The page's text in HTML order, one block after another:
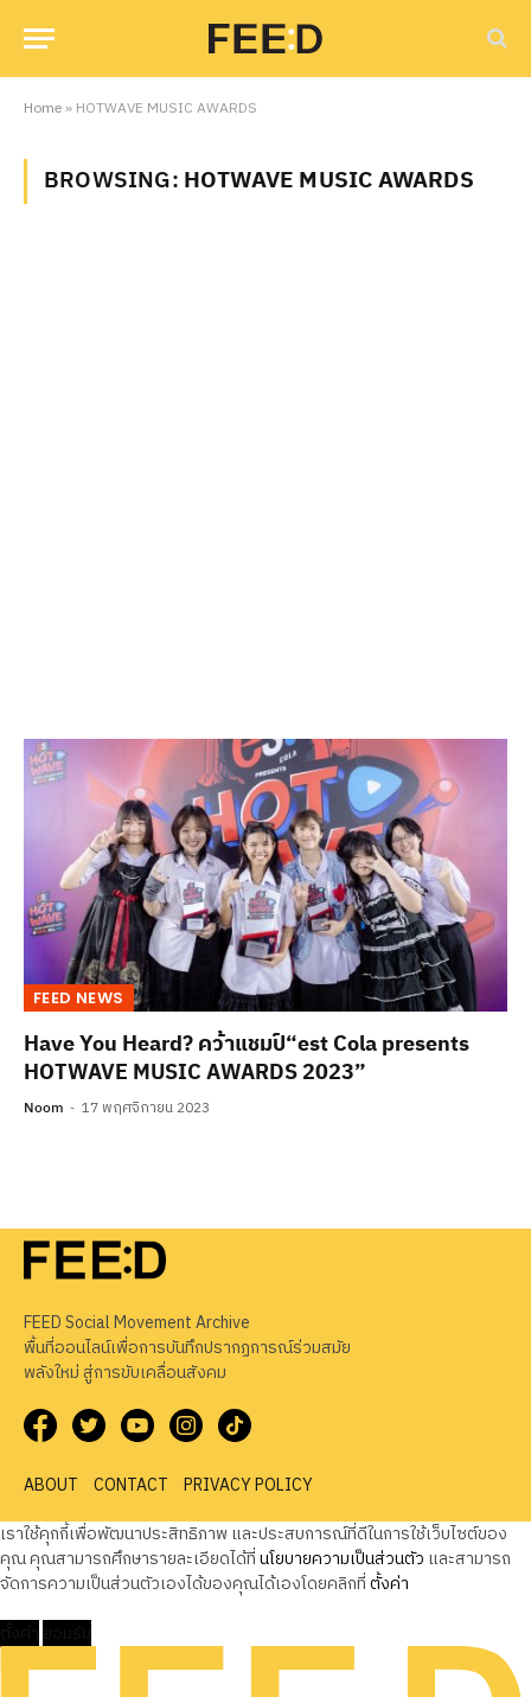
Home» HOTWAVE MUSIC AWARDS
BROWSING:HOTWAVE MUSIC AWARDS
FEED NEWS
Have You Heard? คว้าแชมป์“est Cola presents
HOTWAVE MUSIC AWARDS 2023”
Noom 17 พฤศจิกายน 2023
FEED Social Movement Archive
พื้นที่ออนไลน์เพื่อการบันทึกปรากฏการณ์ร่วมสมัย
พลังใหม่ สู่การขับเคลื่อนสังคม
ABOUT CONTACT
PRIVACY POLICY
เราใช้คุกกี้เพื่อพัฒนาประสิทธิภาพ และประสบการณ์ที่ดีในการใช้เว็บไซต์ของ
คุณ คุณสามารถศึกษารายละเอียดได้ที่นโยบายความเป็นส่วนตัว และสามารถ
จัดการความเป็นส่วนตัวเองได้ของคุณได้เองโดยคลิกที่ตั้งค่า